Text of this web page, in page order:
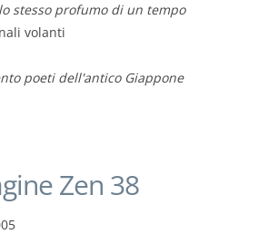
stesso profumo di un tempo
volanti
poeti dell'antico Giappone
Zen 38